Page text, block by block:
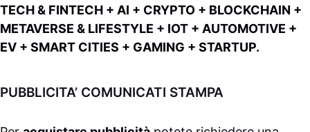
TECH & FINTECH + AI + CRYPTO + BLOCKCHAIN +
METAVERSE & LIFESTYLE + IOT + AUTOMOTIVE +
EV + SMART CITIES + GAMING + STARTUP.
PUBBLICITA’ COMUNICATI STAMPA